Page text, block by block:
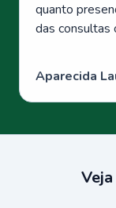
quanto
das consultas
Aparecida